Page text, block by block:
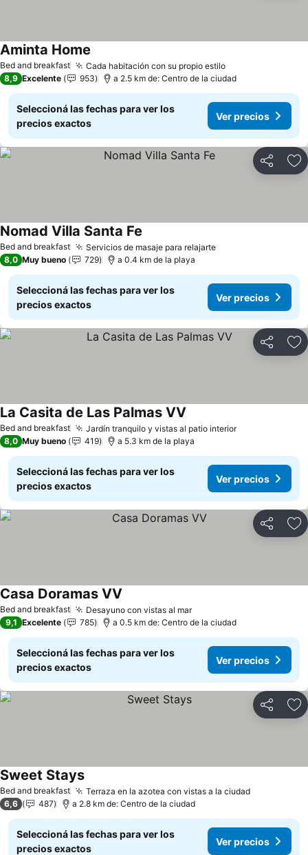
Bed and breakfast Cada habitación con su propio estilo
Aminta Home
8,9 Excelente 953 a 2.5 km de: Centro de la ciudad
Seleccioná las fechas para ver los
precios exactos
Ver precios
Compartir
Bed and breakfast Servicios de masaje para relajarte
Nomad Villa Santa Fe
8,0 Muy bueno 729 a 0.4 km de la playa
Seleccioná las fechas para ver los
precios exactos
Ver precios
Compartir
Bed and breakfast Jardín tranquilo y vistas al patio interior
La Casita de Las Palmas VV
8,0 Muy bueno 419 a 5.3 km de la playa
Seleccioná las fechas para ver los
precios exactos
Ver precios
Compartir
Bed and breakfast Desayuno con vistas al mar
Casa Doramas VV
9,1 Excelente 785 a 0.5 km de: Centro de la ciudad
Seleccioná las fechas para ver los
precios exactos
Ver precios
Compartir
Bed and breakfast Terraza en la azotea con vistas a la ciudad
Sweet Stays
6,6 487 a 2.8 km de: Centro de la ciudad
Seleccioná las fechas para ver los
precios exactos
Ver precios